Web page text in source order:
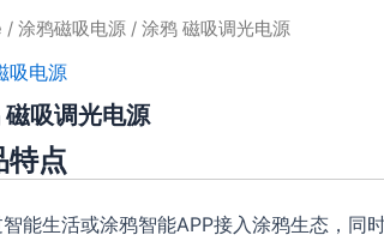
/ 涂鸦磁吸电源 / 涂鸦 磁吸调光电源
吸电源
磁吸调光电源
特点
能生活或涂鸦智能APP接入涂鸦生态，同